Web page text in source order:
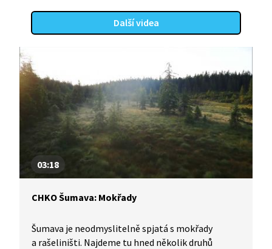
Další videa
03:18
CHKO Šumava: Mokřady
Šumava je neodmyslitelně spjatá s mokřady
a rašeliništi. Najdeme tu hned několik druhů